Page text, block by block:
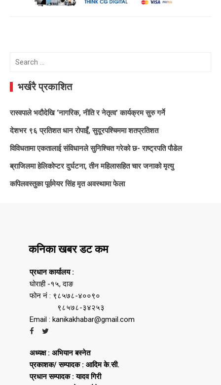
Search
भर्खरै प्रकाशित
रास्वपाले भदौदेखि ‘नागरिक, नीति र नेतृत्व’ कार्यक्रम सुरु गर्ने
देशभर ९६ प्रतिशत धान रोपाइँ, सुदूरपश्चिममा शतप्रतिशत
विविधतामा एकतालाई संविधानले सुनिश्चित गरेको छ- राष्ट्रपति पौडेल
ब्राजिलमा हेलिकोप्टर दुर्घटना, तीन महिलासहित चार जनाको मृत्यु
कपिलवस्तुका पूर्वमेयर सिंह मृत अवस्थामा फेला
कनिका खबर डट कम
प्रधान कार्यालय :
घोराही -१५, दाङ
फोन नं : ९८५७८-४००९०
९८५७८-३४२५३
Email : kanikakhabar@gmail.com
अध्यक्ष : अभियान बस्नेत
प्रकाशक/ सम्पादक : आदिम के.सी.
प्रधान सम्पादक : यादव गिरी